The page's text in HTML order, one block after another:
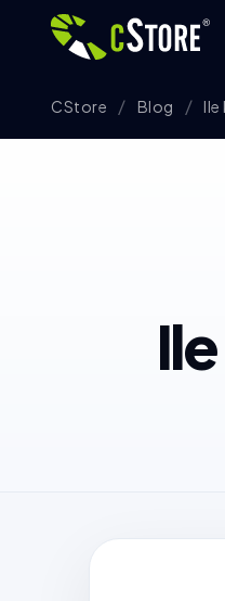
CStore Blog Ile